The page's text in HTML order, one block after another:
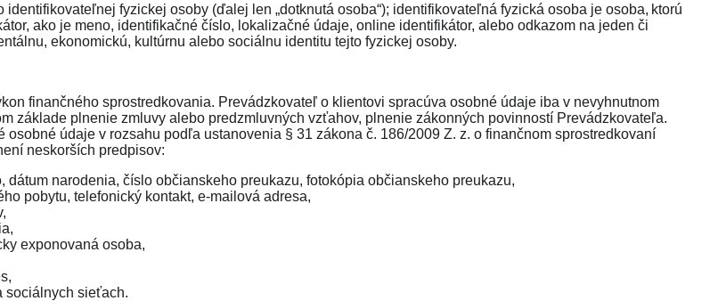
fyzickej osoby (ďalej len „dotknutá osoba“); identifikovateľná fyzická osoba je osoba, ktorú
ako je meno, identifikačné číslo, lokalizačné údaje, online identifikátor, alebo odkazom na jeden či
ekonomickú, kultúrnu alebo sociálnu identitu tejto fyzickej osoby.
finančného sprostredkovania. Prevádzkovateľ o klientovi spracúva osobné údaje iba v nevyhnutnom
základe plnenie zmluvy alebo predzmluvných vzťahov, plnenie zákonných povinností Prevádzkovateľa.
údaje v rozsahu podľa ustanovenia § 31 zákona č. 186/2009 Z. z. o finančnom sprostredkovaní
neskorších predpisov:
narodenia, číslo občianskeho preukazu, fotokópia občianskeho preukazu,
pobytu, telefonický kontakt, e-mailová adresa,
exponovaná osoba,
sociálnych sieťach.